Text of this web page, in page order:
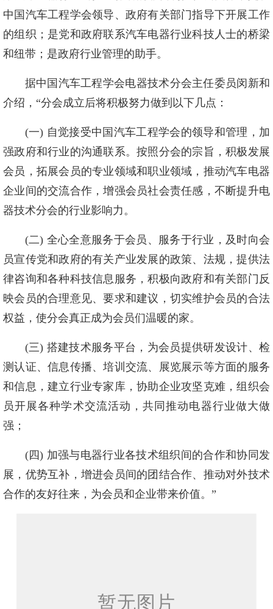
中国汽车工程学会领导、政府有关部门指导下开展工作
的组织；是党和政府联系汽车电器行业科技人士的桥梁
和纽带；是政府行业管理的助手。
据中国汽车工程学会电器技术分会主任委员闵新和
介绍，“分会成立后将积极努力做到以下几点：
(一) 自觉接受中国汽车工程学会的领导和管理，加
强政府和行业的沟通联系。按照分会的宗旨，积极发展
会员，拓展会员的专业领域和职业领域，推动汽车电器
企业间的交流合作，增强会员社会责任感，不断提升电
器技术分会的行业影响力。
(二) 全心全意服务于会员、服务于行业，及时向会
员宣传党和政府的有关产业发展的政策、法规，提供法
律咨询和各种科技信息服务，积极向政府和有关部门反
映会员的合理意见、要求和建议，切实维护会员的合法
权益，使分会真正成为会员们温暖的家。
(三) 搭建技术服务平台，为会员提供研发设计、检
测认证、信息传播、培训交流、展览展示等方面的服务
和信息，建立行业专家库，协助企业攻坚克难，组织会
员开展各种学术交流活动，共同推动电器行业做大做
强；
(四) 加强与电器行业各技术组织间的合作和协同发
展，优势互补，增进会员间的团结合作、推动对外技术
合作的友好往来，为会员和企业带来价值。”